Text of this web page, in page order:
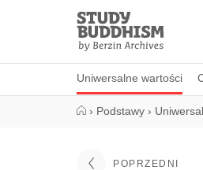
Study
Buddhism
Home
Uniwersalne wartości
› Podstawy ›
POPRZEDNI